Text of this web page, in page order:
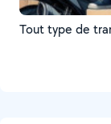
Tout type de